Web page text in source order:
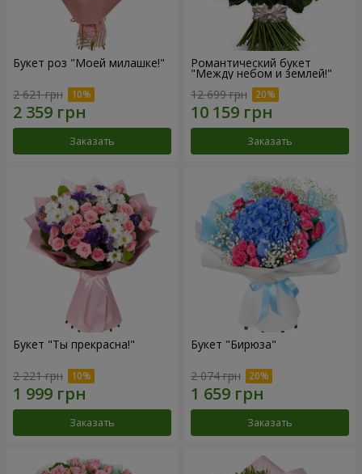
Букет роз "Моей милашке!"
2 621 грн
Заказать
Романтический букет
"Между небом и землей!"
12 699 грн
Заказать
Букет "Ты прекрасна!"
2 221 грн
Заказать
Букет "Бирюза"
2 074 грн
Заказать